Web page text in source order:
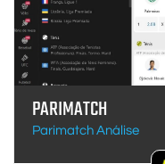
PARIMATCH
Parimatch Análise